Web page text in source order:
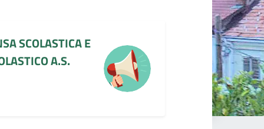
SCOLASTICA E
A.S.